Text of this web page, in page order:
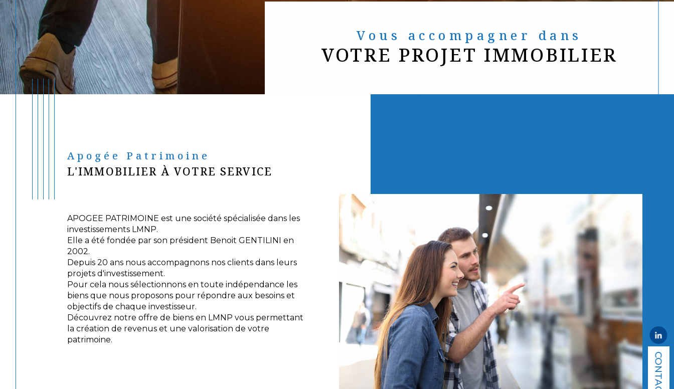
CONTACT
Vous accompagner dans
VOTRE PROJET IMMOBILIER
Apogée Patrimoine
L'IMMOBILIER À VOTRE SERVICE
APOGEE PATRIMOINE est une société spécialisée dans les
investissements LMNP.
Elle a été fondée par son président Benoit GENTILINI en
2002.
Depuis 20 ans nous accompagnons nos clients dans leurs
projets d'investissement.
Pour cela nous sélectionnons en toute indépendance les
biens que nous proposons pour répondre aux besoins et
objectifs de chaque investisseur.
Découvrez notre offre de biens en LMNP vous permettant
la création de revenus et une valorisation de votre
patrimoine.